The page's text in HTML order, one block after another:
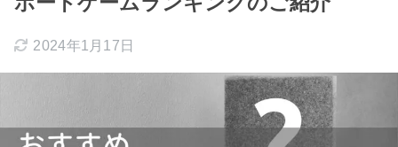
2024年1月17日